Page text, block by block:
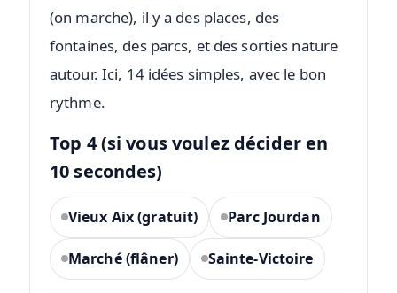
(on marche), il y a des places, des
fontaines, des parcs, et des sorties nature
autour. Ici, 14 idées simples, avec le bon
rythme.
Top 4 (si vous voulez décider en
10 secondes)
Vieux Aix (gratuit) Parc Jourdan
Marché (flâner) Sainte-Victoire